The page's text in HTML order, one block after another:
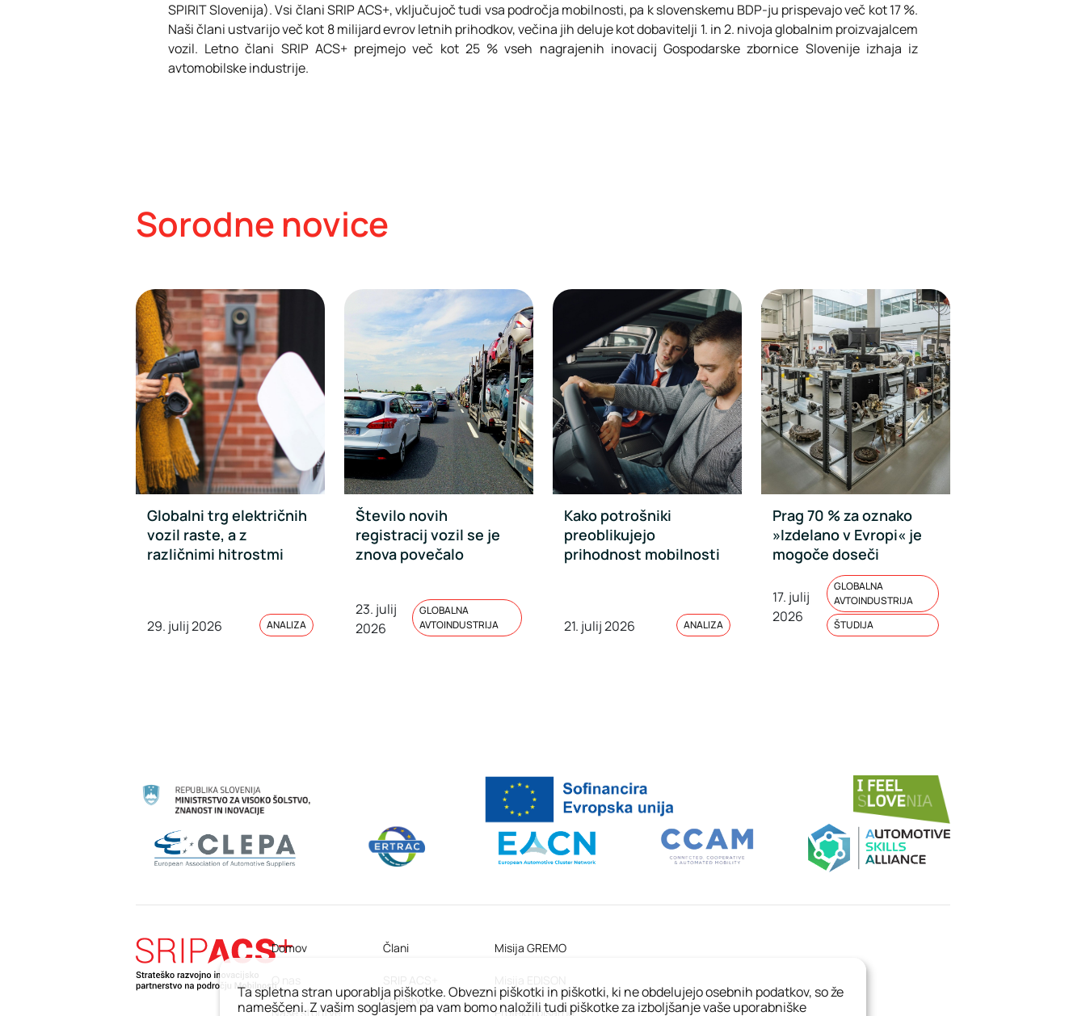
SPIRIT Slovenija). Vsi člani SRIP ACS+, vključujoč tudi vsa področja mobilnosti, pa k slovenskemu BDP-ju prispevajo več kot 17 %.
Naši člani ustvarijo več kot 8 milijard evrov letnih prihodkov, večina jih deluje kot dobavitelji 1. in 2. nivoja globalnim proizvajalcem
vozil. Letno člani SRIP ACS+ prejmejo več kot 25 % vseh nagrajenih inovacij Gospodarske zbornice Slovenije izhaja iz
avtomobilske industrije.
Sorodne novice
Globalni trg električnih
vozil raste, a z
različnimi hitrostmi
29. julij 2026 ANALIZA
Število novih
registracij vozil se je
znova povečalo
23. julij
2026
GLOBALNA
AVTOINDUSTRIJA
Kako potrošniki
preoblikujejo
prihodnost mobilnosti
21. julij 2026 ANALIZA
Prag 70 % za oznako
»Izdelano v Evropi« je
mogoče doseči
17. julij
2026
GLOBALNA
AVTOINDUSTRIJA
ŠTUDIJA
Domov
O nas
Naše storitve
Člani
članstvo
Misija GREMO
Projekti pisarne
Ta spletna stran uporablja piškotke. Obvezni piškotki in piškotki, ki ne obdelujejo osebnih podatkov, so že
nameščeni. Z vašim soglasjem pa vam bomo naložili tudi piškotke za izboljšanje vaše uporabniške